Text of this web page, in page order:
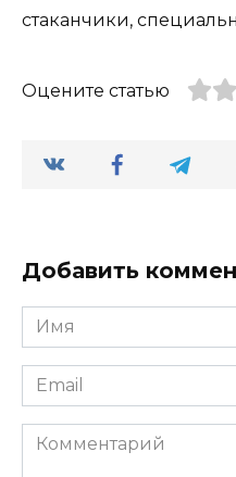
стаканчики,
Оцените статью
Добавить
Имя
*
Email
*
Комментарий